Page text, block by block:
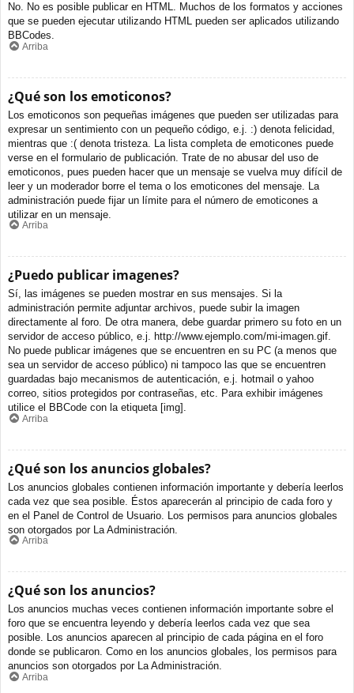
No. No es posible publicar en HTML. Muchos de los formatos y acciones
que se pueden ejecutar utilizando HTML pueden ser aplicados utilizando
BBCodes.
Arriba
¿Qué son los emoticonos?
Los emoticonos son pequeñas imágenes que pueden ser utilizadas para
expresar un sentimiento con un pequeño código, e.j. :) denota felicidad,
mientras que :( denota tristeza. La lista completa de emoticones puede
verse en el formulario de publicación. Trate de no abusar del uso de
emoticonos, pues pueden hacer que un mensaje se vuelva muy difícil de
leer y un moderador borre el tema o los emoticones del mensaje. La
administración puede fijar un límite para el número de emoticones a
utilizar en un mensaje.
Arriba
¿Puedo publicar imagenes?
Sí, las imágenes se pueden mostrar en sus mensajes. Si la
administración permite adjuntar archivos, puede subir la imagen
directamente al foro. De otra manera, debe guardar primero su foto en un
servidor de acceso público, e.j. http://www.ejemplo.com/mi-imagen.gif.
No puede publicar imágenes que se encuentren en su PC (a menos que
sea un servidor de acceso público) ni tampoco las que se encuentren
guardadas bajo mecanismos de autenticación, e.j. hotmail o yahoo
correo, sitios protegidos por contraseñas, etc. Para exhibir imágenes
utilice el BBCode con la etiqueta [img].
Arriba
¿Qué son los anuncios globales?
Los anuncios globales contienen información importante y debería leerlos
cada vez que sea posible. Éstos aparecerán al principio de cada foro y
en el Panel de Control de Usuario. Los permisos para anuncios globales
son otorgados por La Administración.
Arriba
¿Qué son los anuncios?
Los anuncios muchas veces contienen información importante sobre el
foro que se encuentra leyendo y debería leerlos cada vez que sea
posible. Los anuncios aparecen al principio de cada página en el foro
donde se publicaron. Como en los anuncios globales, los permisos para
anuncios son otorgados por La Administración.
Arriba